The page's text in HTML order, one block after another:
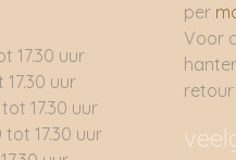
17.30 uur
uur
17.30 uur
17.30 uur
per
Voor